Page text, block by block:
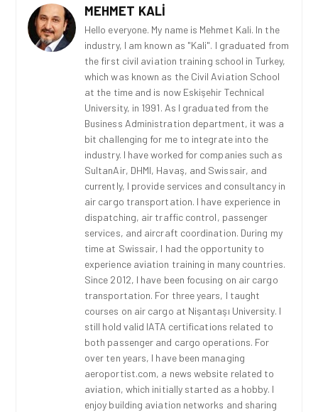
MEHMET KALI
Hello everyone. My name is Mehmet Kali. In the
industry, I am known as "Kali". I graduated from
the first civil aviation training school in Turkey,
which was known as the Civil Aviation School
at the time and is now Eskişehir Technical
University, in 1991. As I graduated from the
Business Administration department, it was a
bit challenging for me to integrate into the
industry. I have worked for companies such as
SultanAir, DHMI, Havaş, and Swissair, and
currently, I provide services and consultancy in
air cargo transportation. I have experience in
dispatching, air traffic control, passenger
services, and aircraft coordination. During my
time at Swissair, I had the opportunity to
experience aviation training in many countries.
Since 2012, I have been focusing on air cargo
transportation. For three years, I taught
courses on air cargo at Nişantaşı University. I
still hold valid IATA certifications related to
both passenger and cargo operations. For
over ten years, I have been managing
aeroportist.com, a news website related to
aviation, which initially started as a hobby. I
enjoy building aviation networks and sharing